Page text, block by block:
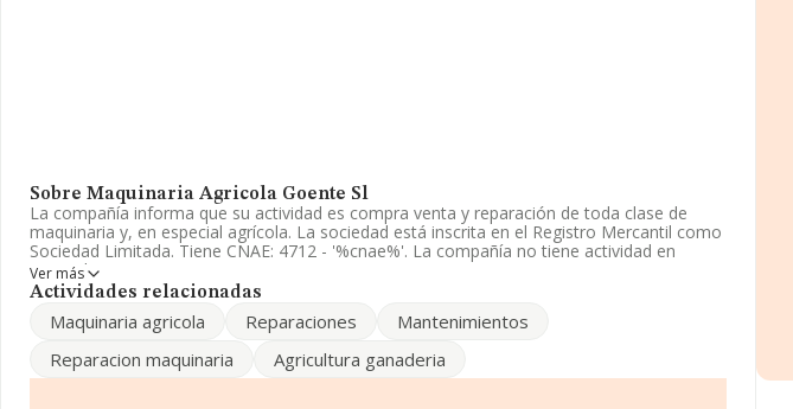
Sobre Maquinaria Agricola Goente Sl
La compañía informa que su actividad es compra venta y reparación de toda clase de
maquinaria y, en especial agrícola. La sociedad está inscrita en el Registro Mercantil como
Sociedad Limitada. Tiene CNAE: 4712 - '%cnae%'. La compañía no tiene actividad en
mercados exteriores.
ha dispuesto de un número de empleados por encima de la media de sector.
Es posible ponerse en contacto con la empresa a través del teléfono 981459455.
Ver más
Actividades relacionadas
Maquinaria agricola Reparaciones
Mantenimientos
Reparacion maquinaria
Agricultura ganaderia